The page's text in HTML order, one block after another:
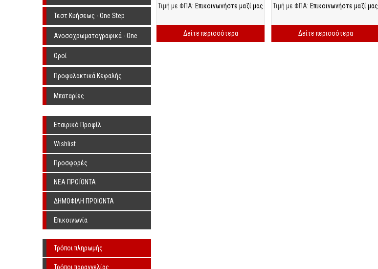
Τιμή με ΦΠΑ: Επικοινωνήστε μαζί μας
Δείτε περισσότερα
Τιμή με ΦΠΑ: Επικοινωνήστε μαζί μας
Δείτε περισσότερα
Τεστ Κυήσεως - One Step
Ανοσοχρωματογραφικά - One
Step
Οροί
Προφυλακτικά Κεφαλής
Υπερήχων Χωρίς Λιπαντικό
Μπαταρίες
Εταιρικό Προφίλ
Wishlist
Προσφορές
ΝΕΑ ΠΡΟΪΟΝΤΑ
ΔΗΜΟΦΙΛΗ ΠΡΟΙΟΝΤΑ
Επικοινωνία
Τρόποι πληρωμής
Τρόποι παραγγελίας